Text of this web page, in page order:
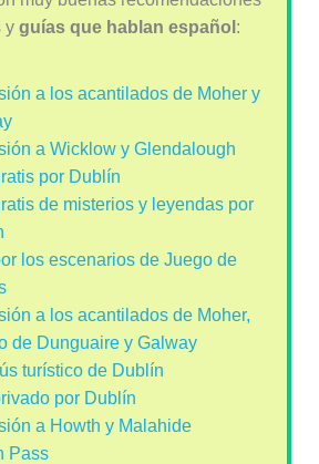
y guías que hablan español :
a los acantilados de Moher y
a Wicklow y Glendalough
por Dublín
de misterios y leyendas por
los escenarios de Juego de
a los acantilados de Moher,
de Dunguaire y Galway
turístico de Dublín
por Dublín
a Howth y Malahide
Pass